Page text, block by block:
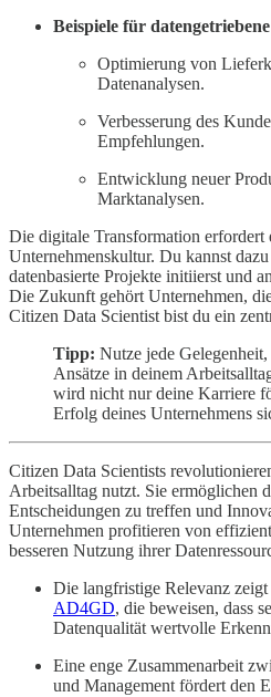
Beispiele für
Optimierung von
Datenanalysen.
Verbesserung des
Empfehlungen.
Entwicklung neuer
Marktanalysen.
Die digitale Transformation erfordert
Unternehmenskultur. Du kannst
datenbasierte Projekte initiierst und
Die Zukunft gehört Unternehmen,
Citizen Data Scientist bist du ein
Tipp: Nutze jede
Ansätze in deinem
wird nicht nur deine Karriere
Erfolg deines Unternehmens
Citizen Data Scientists
Arbeitsalltag nutzt. Sie ermöglichen
Entscheidungen zu treffen und
Unternehmen profitieren von
besseren Nutzung ihrer
Die langfristige Relevanz zeigt
AD4GD, die beweisen, dass
Datenqualität wertvolle
Eine enge Zusammenarbeit
und Management fördert den